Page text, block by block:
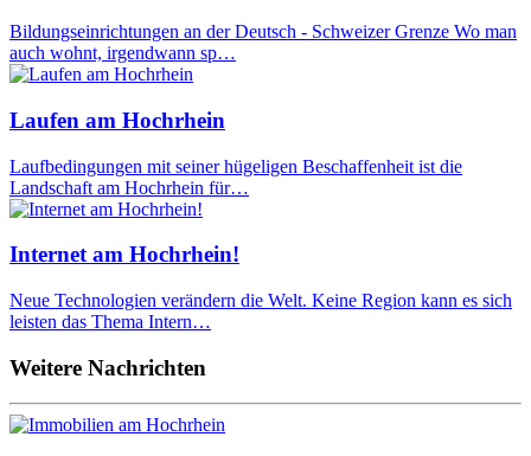
Bildungseinrichtungen an der Deutsch - Schweizer Grenze Wo man
auch wohnt, irgendwann sp…
Laufen am Hochrhein
Laufbedingungen mit seiner hügeligen Beschaffenheit ist die
Landschaft am Hochrhein für…
Internet am Hochrhein!
Neue Technologien verändern die Welt. Keine Region kann es sich
leisten das Thema Intern…
Weitere Nachrichten